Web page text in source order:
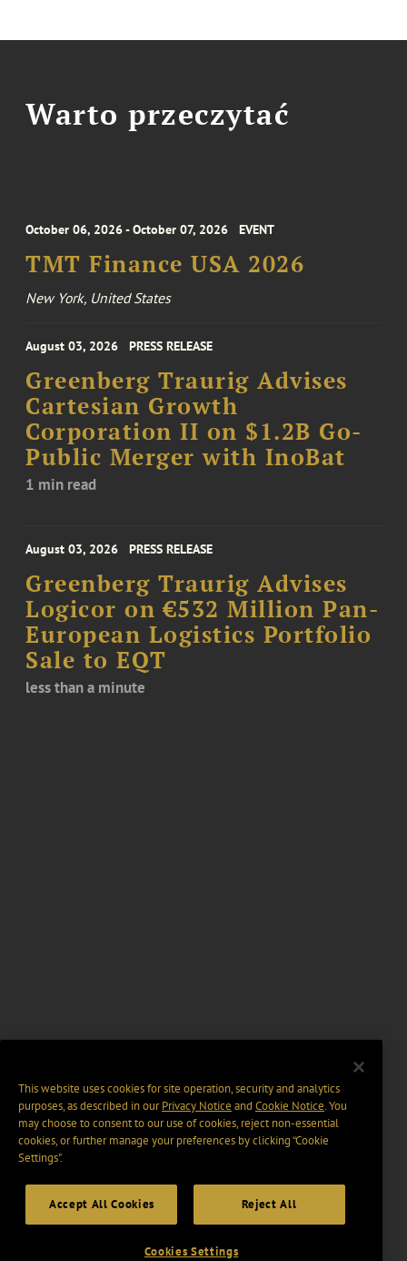
Warto przeczytać
October 06, 2026 - October 07, 2026 EVENT
TMT Finance USA 2026
New York, United States
August 03, 2026 PRESS RELEASE
Greenberg Traurig Advises
Cartesian Growth
Corporation II on $1.2B Go-
Public Merger with InoBat
1 min read
August 03, 2026 PRESS RELEASE
Greenberg Traurig Advises
Logicor on €532 Million Pan-
European Logistics Portfolio
Sale to EQT
less than a minute
This website uses cookies for site operation, security and analytics
purposes, as described in ourPrivacy Notice and Cookie Notice. You
may choose to consent to our use of cookies, reject non-essential
cookies, or further manage your preferences by clicking “Cookie
Settings".
Accept All Cookies Reject All
Cookies Settings